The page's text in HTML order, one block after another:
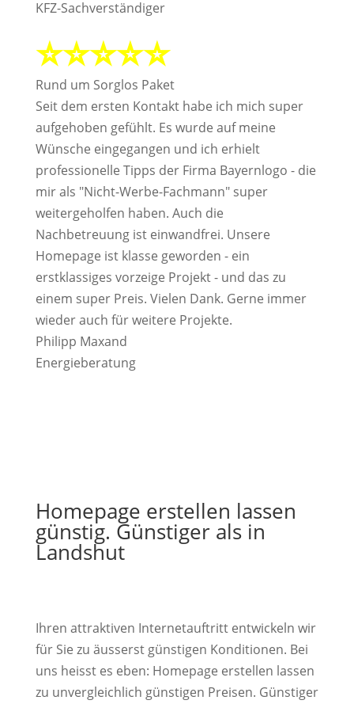
KFZ-Sachverständiger
⭐⭐⭐⭐⭐
Rund um Sorglos Paket
Seit dem ersten Kontakt habe ich mich super
aufgehoben gefühlt. Es wurde auf meine
Wünsche eingegangen und ich erhielt
professionelle Tipps der Firma Bayernlogo - die
mir als "Nicht-Werbe-Fachmann" super
weitergeholfen haben. Auch die
Nachbetreuung ist einwandfrei. Unsere
Homepage ist klasse geworden - ein
erstklassiges vorzeige Projekt - und das zu
einem super Preis. Vielen Dank. Gerne immer
wieder auch für weitere Projekte.
Philipp Maxand
Energieberatung
Homepage erstellen lassen
günstig. Günstiger als in
Landshut
Ihren attraktiven Internetauftritt entwickeln wir
für Sie zu äusserst günstigen Konditionen. Bei
uns heisst es eben: Homepage erstellen lassen
zu unvergleichlich günstigen Preisen. Günstiger